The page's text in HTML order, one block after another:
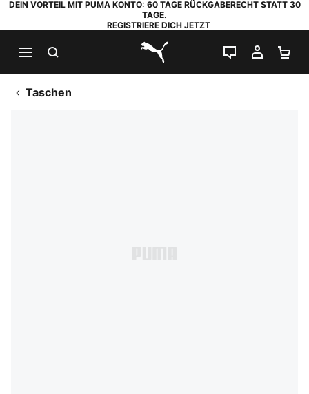
DEIN VORTEIL MIT PUMA KONTO: 60 TAGE RÜCKGABERECHT STATT 30
TAGE.
REGISTRIERE DICH JETZT
PUMA.com
LIVE-CHAT
MEIN
Taschen